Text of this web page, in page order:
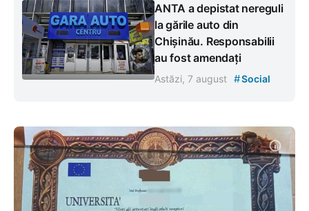
ANTA a depistat nereguli
la gările auto din
Chișinău. Responsabilii
au fost amendați
Astăzi, 7 august #Social